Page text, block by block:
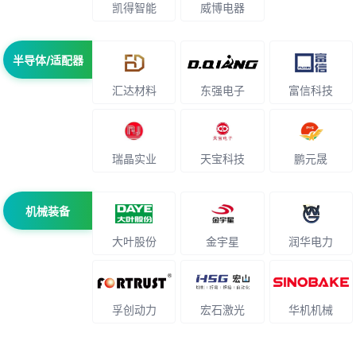
凯得智能 威博电器
半导体/适配器
汇达材料 东强电子 富信科技
瑞晶实业 天宝科技 鹏元晟
机械装备
大叶股份 金宇星 润华电力
孚创动力 宏石激光 华机机械